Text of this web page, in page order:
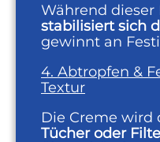
Während dieser
stabilisiert sich
gewinnt an
4. Abtropfen &
Textur
Die Creme wird
Tücher oder